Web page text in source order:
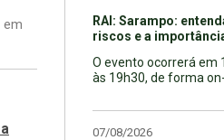
em
RAI: Sarampo:
riscos e a
O evento ocorrerá em
às 19h30, de forma
07/08/2026